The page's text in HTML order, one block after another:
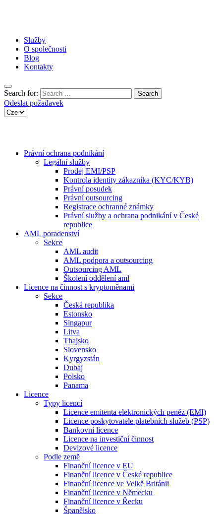
Služby
O společnosti
Blog
Kontakty
Search for:
Odeslat požadavek
Právní ochrana podnikání
Legální služby
Prodej EMI/PSP
Kontrola identity zákazníka (KYC/KYB)
Právní posudek
Právní outsourcing
Registrace ochranné známky
Právní služby a ochrana podnikání v České
republice
AML poradenství
Sekce
AML audit
AML podpora a outsourcing
Outsourcing AML
Školení oddělení aml
Licence na činnost s kryptoměnami
Sekce
Česká republika
Estonsko
Singapur
Litva
Thajsko
Slovensko
Kyrgyzstán
Dubaj
Polsko
Panama
Licence
Typy licencí
Licence emitenta elektronických peněz (EMI)
Licence poskytovatele platebních služeb (PSP)
Bankovní licence
Licence na investiční činnost
Devizové licence
Podle země
Finanční licence v EU
Finanční licence v České republice
Finanční licence ve Velkě Británii
Finanční licence v Německu
Finanční licence v Řecku
Španělsko